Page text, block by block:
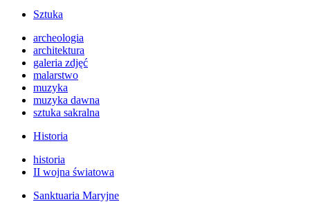
Sztuka
archeologia
architektura
galeria zdjęć
malarstwo
muzyka
muzyka dawna
sztuka sakralna
Historia
historia
II wojna światowa
Sanktuaria Maryjne